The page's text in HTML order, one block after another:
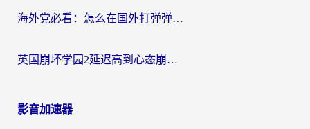
海外党必看：怎么在国外打弹弹堂不卡？番茄加速器亲测指南
英国崩坏学园2延迟高到心态崩？海外党国服游戏加速终极指南
影音加速器